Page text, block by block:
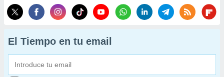
El Tiempo en tu email